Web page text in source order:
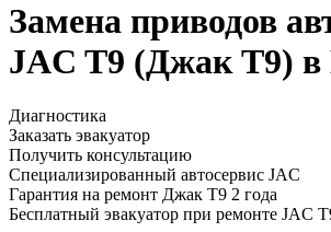
Замена приводов
JAC T9 (Джак Т9) в
Диагностика
Заказать эвакуатор
Получить консультацию
Специализированный автосервис JAC
Гарантия на ремонт Джак Т9 2 года
Бесплатный эвакуатор при ремонте JAC